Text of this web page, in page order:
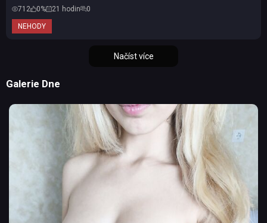
NEHODY
712 0% 21 hodin 0
Načíst více
Galerie Dne